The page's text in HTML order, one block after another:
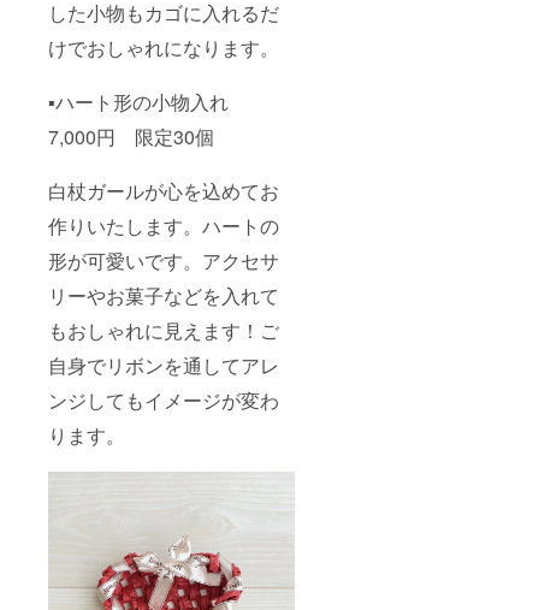
した小物もカゴに入れるだ
けでおしゃれになります。
▪️ハート形の小物入れ
7,000円 限定30個
白杖ガールが心を込めてお
作りいたします。ハートの
形が可愛いです。アクセサ
リーやお菓子などを入れて
もおしゃれに見えます！ご
自身でリボンを通してアレ
ンジしてもイメージが変わ
ります。